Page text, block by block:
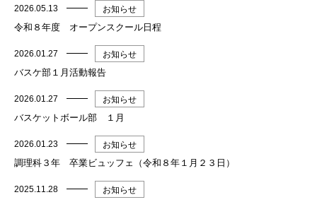
2026.05.13 お知らせ
令和８年度 オープンスクール日程
2026.01.27 お知らせ
バスケ部１月活動報告
2026.01.27 お知らせ
バスケットボール部 １月
2026.01.23 お知らせ
調理科３年 卒業ビュッフェ（令和８年１月２３日）
2025.11.28 お知らせ